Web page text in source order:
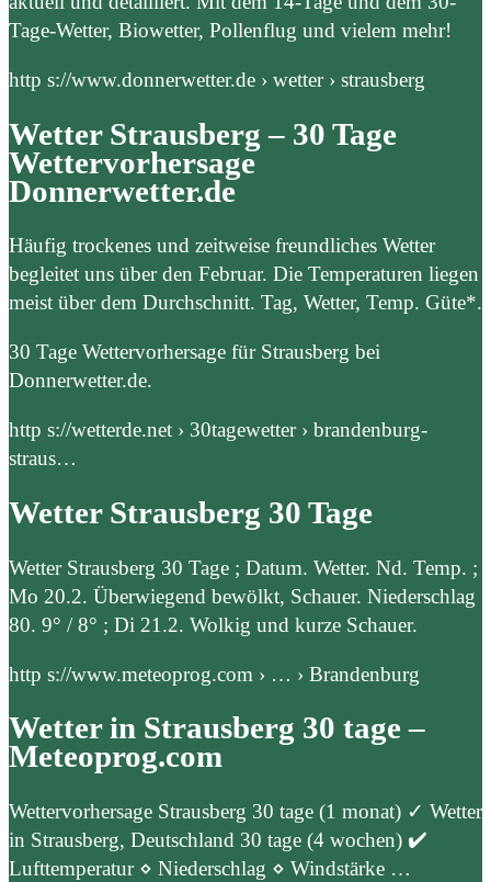
Tage-Wetter, Biowetter, Pollenflug und vielem mehr!
http s://www.donnerwetter.de › wetter › strausberg
Wetter Strausberg – 30 Tage
Wettervorhersage
Donnerwetter.de
Häufig trockenes und zeitweise freundliches Wetter
begleitet uns über den Februar. Die Temperaturen liegen
meist über dem Durchschnitt. Tag, Wetter, Temp. Güte*.
30 Tage Wettervorhersage für Strausberg bei
Donnerwetter.de.
http s://wetterde.net › 30tagewetter › brandenburg-
straus…
Wetter Strausberg 30 Tage
Wetter Strausberg 30 Tage ; Datum. Wetter. Nd. Temp. ;
Mo 20.2. Überwiegend bewölkt, Schauer. Niederschlag
80. 9° / 8° ; Di 21.2. Wolkig und kurze Schauer.
http s://www.meteoprog.com › … › Brandenburg
Wetter in Strausberg 30 tage –
Meteoprog.com
Wettervorhersage Strausberg 30 tage (1 monat) ✓ Wetter
in Strausberg, Deutschland 30 tage (4 wochen) ✔️
Lufttemperatur ⋄ Niederschlag ⋄ Windstärke …